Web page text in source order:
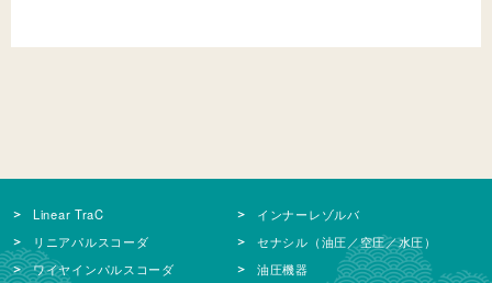
Linear TraC
リニアパルスコーダ
ワイヤインパルスコーダ
インナーレゾルバ
セナシル（油圧／空圧／水圧）
油圧機器